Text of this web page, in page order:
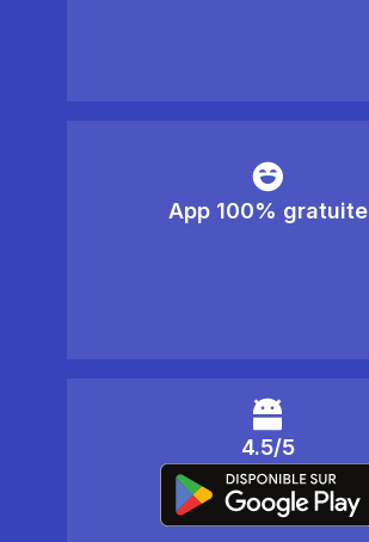
App 100% gratuite
4.5/5